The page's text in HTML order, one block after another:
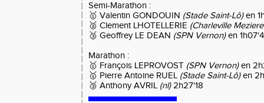
Semi-Marathon :
🥇 Valentin GONDOUIN (Stade Saint-Lô)en
🥈 Clement LHOTELLERIE (Charleville
🥉 Geoffrey LE DEAN (SPN Vernon)en
Marathon :
🥇 François LEPROVOST (SPN Vernon)en
🥇 Pierre Antoine RUEL (Stade Saint-Lô)en
🥉 Anthony AVRIL (nl)2h27'18